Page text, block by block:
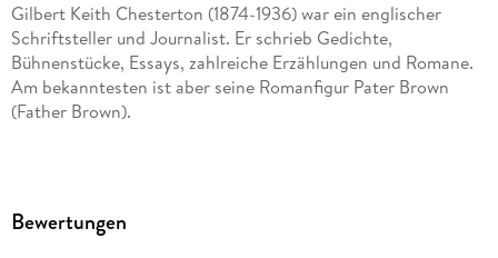
Gilbert Keith Chesterton (1874-1936) war ein englischer
Schriftsteller und Journalist. Er schrieb Gedichte,
Bühnenstücke, Essays, zahlreiche Erzählungen und Romane.
Am bekanntesten ist aber seine Romanfigur Pater Brown
(Father Brown).
Bewertungen